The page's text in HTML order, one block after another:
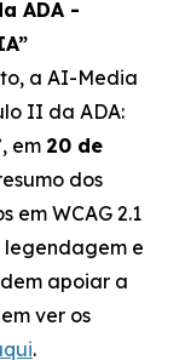
ADA -
a AI-Media
II da ADA:
em 20 de
dos
em WCAG 2.1
legendagem e
apoiar a
ver os
.